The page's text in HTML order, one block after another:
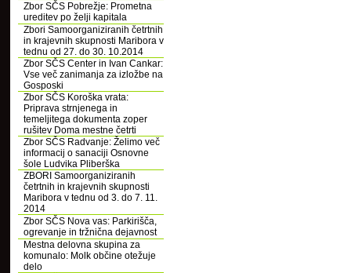
Zbor SČS Pobrežje: Prometna
ureditev po želji kapitala
Zbori Samoorganiziranih četrtnih
in krajevnih skupnosti Maribora v
tednu od 27. do 30. 10.2014
Zbor SČS Center in Ivan Cankar:
Vse več zanimanja za izložbe na
Gosposki
Zbor SČS Koroška vrata:
Priprava strnjenega in
temeljitega dokumenta zoper
rušitev Doma mestne četrti
Zbor SČS Radvanje: Želimo več
informacij o sanaciji Osnovne
šole Ludvika Pliberška
ZBORI Samoorganiziranih
četrtnih in krajevnih skupnosti
Maribora v tednu od 3. do 7. 11.
2014
Zbor SČS Nova vas: Parkirišča,
ogrevanje in tržnična dejavnost
Mestna delovna skupina za
komunalo: Molk občine otežuje
delo